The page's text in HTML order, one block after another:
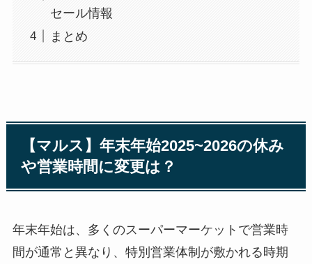
セール情報
まとめ
【マルス】年末年始2025~2026の休み
や営業時間に変更は？
年末年始は、多くのスーパーマーケットで営業時
間が通常と異なり、特別営業体制が敷かれる時期